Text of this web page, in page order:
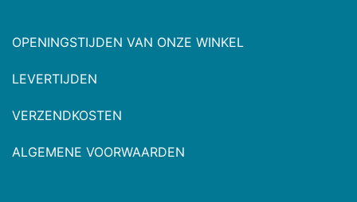
OPENINGSTIJDEN VAN ONZE WINKEL
LEVERTIJDEN
VERZENDKOSTEN
ALGEMENE VOORWAARDEN